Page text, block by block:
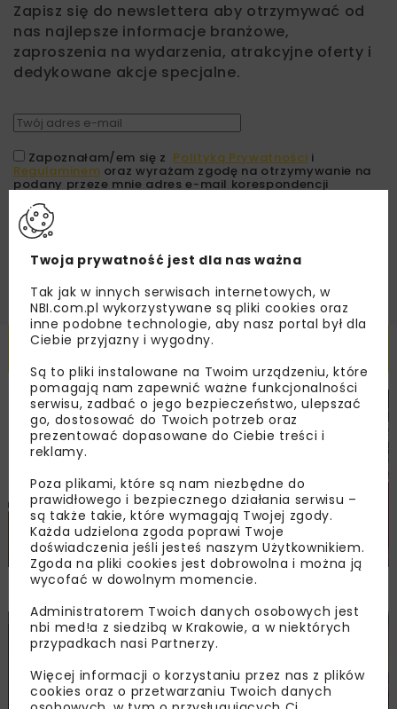
Zapisz się do newslettera aby otrzymywać od
nas najlepsze informacje branżowe,
zaproszenia na wydarzenia, atrakcyjne oferty i
dedykowane akcje specjalne.
Zapoznałam/em się z Polityką Prywatności i
Regulaminem oraz wyrażam zgodę na otrzymywanie na
podany przeze mnie adres e-mail korespondencji
Powiązane artykuły
DROGI MOSTY TUNELE ARCHIWUM NBI WYDARZENIA
NOVDROG 2026
DROGI MOSTY TUNELE ARCHIWUM NBI WYDARZENIA
Twoja prywatność jest dla nas ważna
Tak jak w innych serwisach internetowych, w
NBI.com.pl wykorzystywane są pliki cookies oraz
inne podobne technologie, aby nasz portal był dla
Ciebie przyjazny i wygodny.
Są to pliki instalowane na Twoim urządzeniu, które
pomagają nam zapewnić ważne funkcjonalności
serwisu, zadbać o jego bezpieczeństwo, ulepszać
go, dostosować do Twoich potrzeb oraz
prezentować dopasowane do Ciebie treści i
reklamy.
Poza plikami, które są nam niezbędne do
prawidłowego i bezpiecznego działania serwisu –
są także takie, które wymagają Twojej zgody.
Każda udzielona zgoda poprawi Twoje
doświadczenia jeśli jesteś naszym Użytkownikiem.
Zgoda na pliki cookies jest dobrowolna i można ją
wycofać w dowolnym momencie.
Administratorem Twoich danych osobowych jest
nbi med!a z siedzibą w Krakowie, a w niektórych
przypadkach nasi Partnerzy.
Więcej informacji o korzystaniu przez nas z plików
cookies oraz o przetwarzaniu Twoich danych